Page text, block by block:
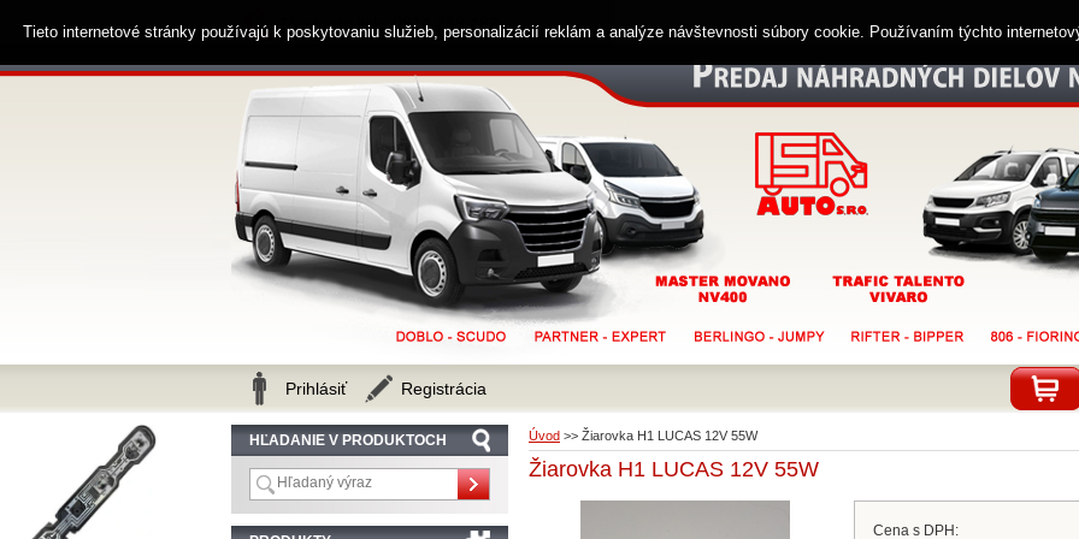
Úvod >> Žiarovka H1 LUCAS 12V 55W
Žiarovka H1 LUCAS 12V 55W
Cena s DPH:
HĽADANIE V PRODUKTOCH
Zákaznícka linka 0914 238 482
Prihlásiť Registrácia
Tieto internetové stránky používajú k poskytovaniu služieb, personalizácií reklám a analýze návštevnosti súbory cookie. Používaním týchto